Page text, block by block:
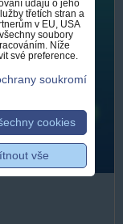
údajů o jeho
třetích stran a
v EU, USA
soubory
Níže
své preference.
soukromí
cookies
vše